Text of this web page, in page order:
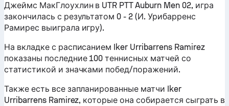
Джеймс МакГлоухлин в UTR PTT Auburn Men 02, игра
закончилась с результатом 0 - 2 (И. Урибарренс
Рамирес выиграла игру).
На вкладке с расписанием Iker Urribarrens Ramirez
показаны последние 100 теннисных матчей со
статистикой и значками побед/поражений.
Также есть все запланированные матчи Iker
Urribarrens Ramirez, которые она собирается сыграть в